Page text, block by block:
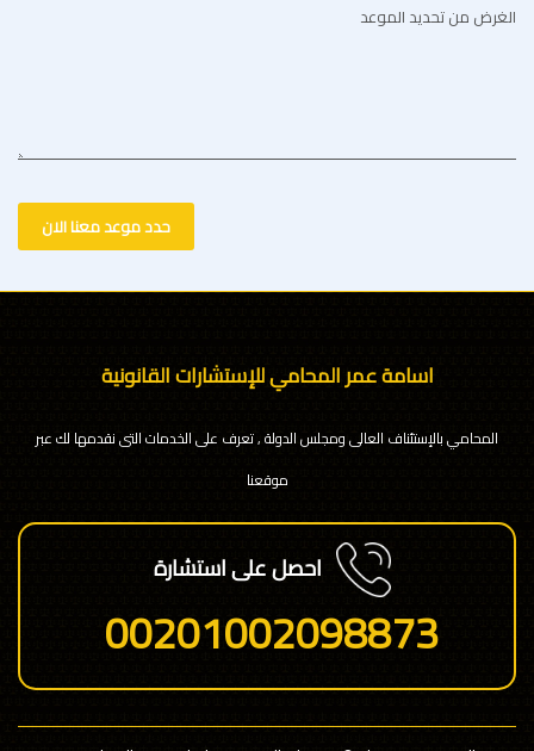
الغرض من تحديد الموعد
حدد موعد معنا الان
اسامة عمر المحامي للإستشارات القانونية
المحامي بالإستئناف العالى ومجلس الدولة , تعرف على الخدمات التى نقدمها لك عبر
موقعنا
احصل على استشارة
00201002098873